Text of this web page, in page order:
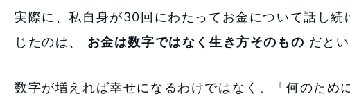
実際に、私自身が30回にわたってお金について話し続
じたのは、 お金は数字ではなく生き方そのもの だと
数字が増えれば幸せになるわけではなく、「何のため